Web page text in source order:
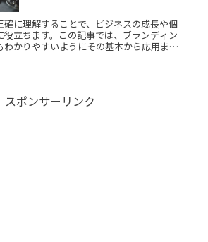
確に理解することで、ビジネスの成長や個
役立ちます。この記事では、ブランディン
わかりやすいようにその基本から応用まで
スポンサーリンク